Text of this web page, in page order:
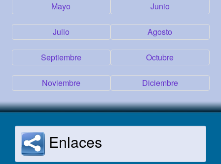
Mayo Junio
Julio Agosto
Septiembre Octubre
Noviembre Diciembre
Enlaces